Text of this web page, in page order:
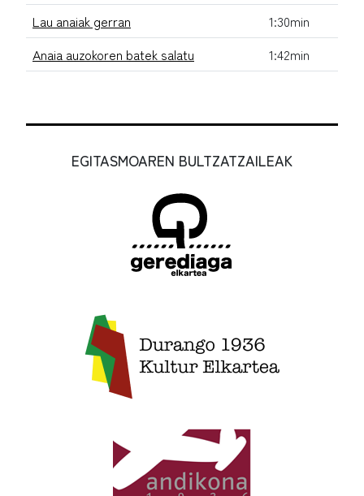
Lau anaiak gerran
1:30min
Anaia auzokoren batek salatu
1:42min
EGITASMOAREN BULTZATZAILEAK